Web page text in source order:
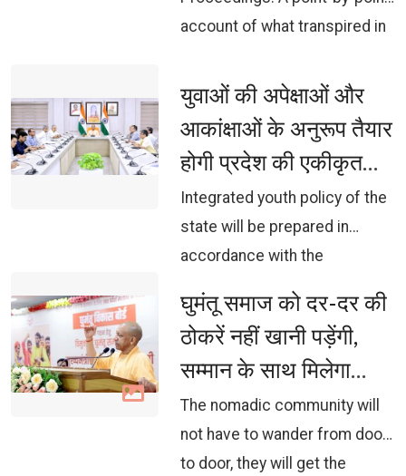
account of what transpired in
the session.
युवाओं की अपेक्षाओं और
आकांक्षाओं के अनुरूप तैयार
होगी प्रदेश की एकीकृत
युवा नीति: मुख्यमंत्री
Integrated youth policy of the
state will be prepared in
accordance with the
of the youth: Chief Minister
घुमंतू समाज को दर-दर की
ठोकरें नहीं खानी पड़ेंगी,
सम्मान के साथ मिलेगा
विकास का अवसर:
मुख्यमंत्री योगी आदित्यनाथ
The nomadic community will
not have to wander from door
to door, they will get the